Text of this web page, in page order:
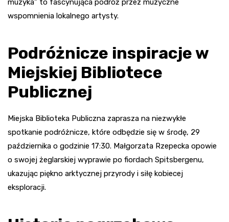
wspomnienia lokalnego artysty.
Podróżnicze inspiracje w
Miejskiej Bibliotece
Publicznej
Miejska Biblioteka Publiczna zaprasza na niezwykłe
spotkanie podróżnicze, które odbędzie się w środę, 29
października o godzinie 17:30. Małgorzata Rzepecka opowie
o swojej żeglarskiej wyprawie po fiordach Spitsbergenu,
ukazując piękno arktycznej przyrody i siłę kobiecej
eksploracji.